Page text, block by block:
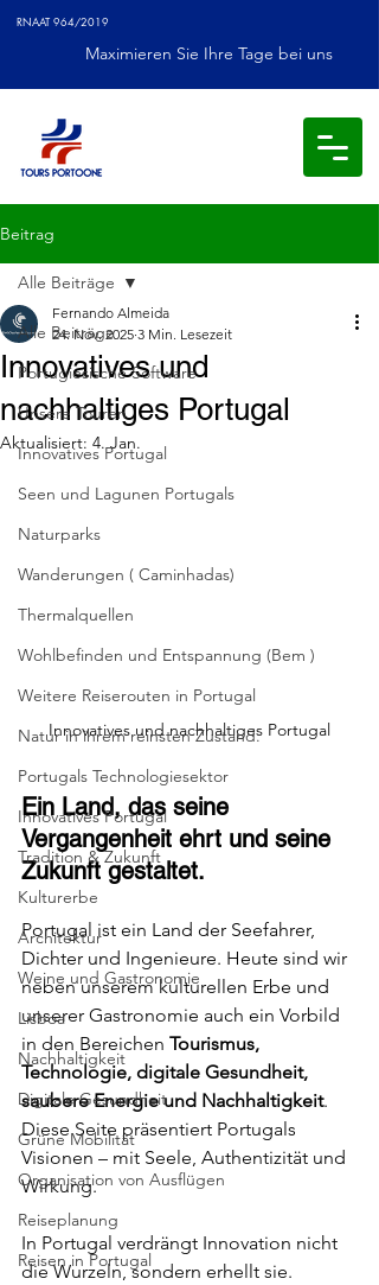
RNAAT 964/2019
Maximieren Sie Ihre Tage bei uns
Beitrag
Alle Beiträge
Portugiesische Software
Unsere Touren
Innovatives Portugal
Seen und Lagunen Portugals
Naturparks
Wanderungen ( Caminhadas)
Thermalquellen
Wohlbefinden und Entspannung (Bem )
Weitere Reiserouten in Portugal
Natur in ihrem reinsten Zustand.
Portugals Technologiesektor
Innovatives Portugal
Tradition & Zukunft
Kulturerbe
Architektur
Weine und Gastronomie
Lisboa
Nachhaltigkeit
Digitale Gesundheit
Grüne Mobilität
Organisation von Ausflügen
Reiseplanung
Reisen in Portugal
Alle Beiträge
Innovatives und
nachhaltiges Portugal
Fernando Almeida
24. Nov. 2025 3 Min. Lesezeit
Aktualisiert: 4. Jan.
Innovatives und nachhaltiges Portugal
Ein Land, das seine
Vergangenheit ehrt und seine
Zukunft gestaltet.
Portugal ist ein Land der Seefahrer,
Dichter und Ingenieure. Heute sind wir
neben unserem kulturellen Erbe und
unserer Gastronomie auch ein Vorbild
in den Bereichen Tourismus,
Technologie, digitale Gesundheit,
saubere Energie und Nachhaltigkeit.
Diese Seite präsentiert Portugals
Visionen – mit Seele, Authentizität und
Wirkung.
In Portugal verdrängt Innovation nicht
die Wurzeln, sondern erhellt sie.